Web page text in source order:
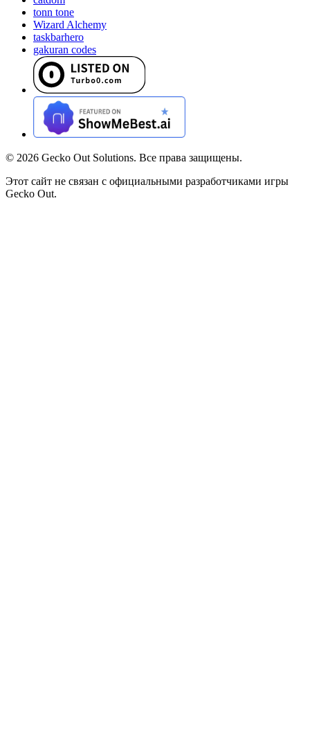
tonn tone
Wizard Alchemy
taskbarhero
gakuran codes
© 2026 Gecko Out Solutions. Все права защищены.
Этот сайт не связан с официальными разработчиками игры
Gecko Out.